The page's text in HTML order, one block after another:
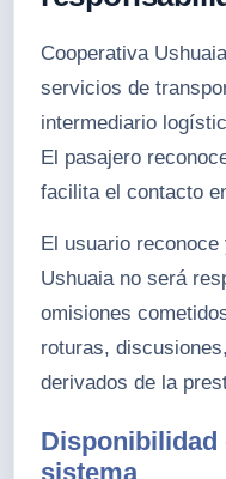
Cooperativa
servicios de
intermediario
El pasajero
facilita el contacto
El usuario
Ushuaia no será
omisiones
roturas,
derivados de la
Disponibilidad
sistema